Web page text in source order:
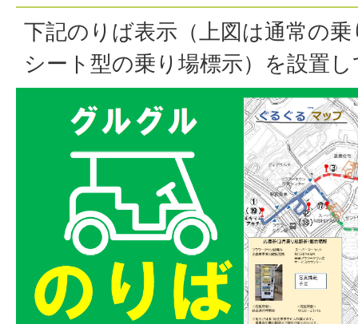
下記のりば表示（上図は通常の
シート型の乗り場標示）を設置